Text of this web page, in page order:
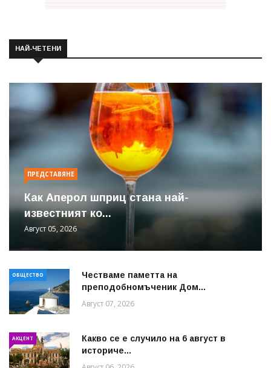
НАЙ-ЧЕТЕНИ
ПРЕДСТАВЯНЕ
Как Аперол шприц стана най-
известният ко...
Август 05, 2026
ОБЩЕСТВО
Честваме паметта на
преподобномъченик Дом...
Август 07, 2026
АКЦЕНТ
Какво се е случило на 6 август в
историче...